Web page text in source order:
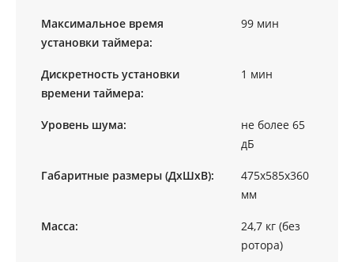
Максимальное время
установки таймера:
99 мин
Дискретность установки
времени таймера:
1 мин
Уровень шума:
не более 65
дБ
Габаритные размеры (ДхШхВ):
475х585х360
мм
Масса:
24,7 кг (без
ротора)